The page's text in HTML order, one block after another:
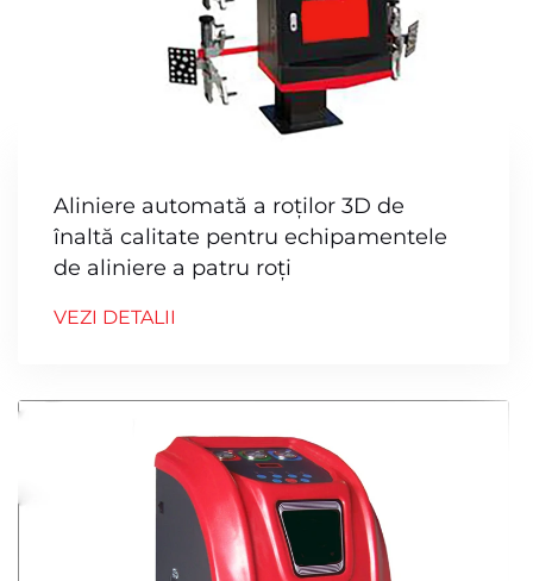
Aliniere automată a roților 3D de
înaltă calitate pentru echipamentele
de aliniere a patru roți
VEZI DETALII